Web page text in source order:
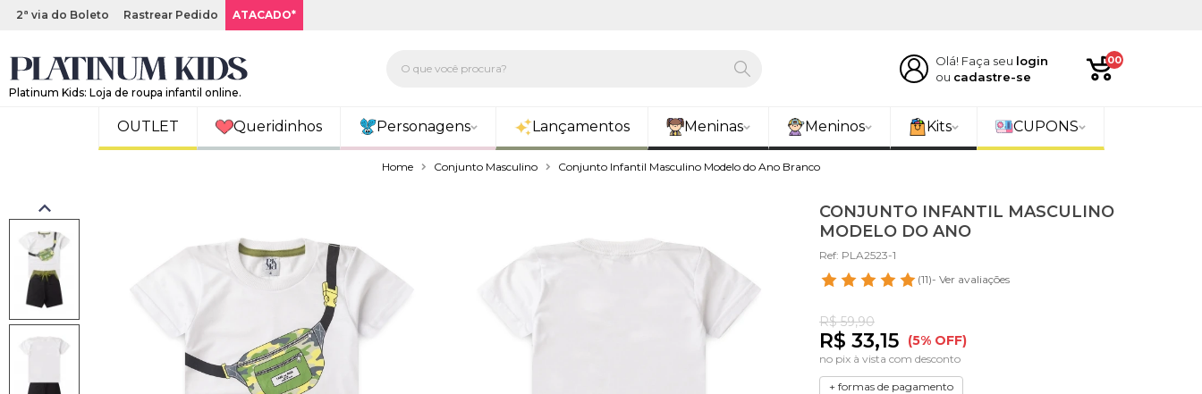
2ª via do Boleto Rastrear Pedido ATACADO*
Platinum Kids: Loja de roupa infantil online.
Olá! Faça seu login
ou cadastre-se
00
OUTLET Queridinhos Personagens Lançamentos Meninas Meninos Kits CUPONS
Home Conjunto Masculino Conjunto Infantil Masculino Modelo do Ano Branco
CONJUNTO INFANTIL MASCULINO
MODELO DO ANO
Ref: PLA2523-1
(11)- Ver avaliações
R$ 59,90
R$ 33,15 (5% OFF)
no pix à vista com desconto
+ formas de pagamento